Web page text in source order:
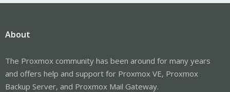
About
The Proxmox community has been around for many years
and offers help and support for Proxmox VE, Proxmox
Backup Server, and Proxmox Mail Gateway.